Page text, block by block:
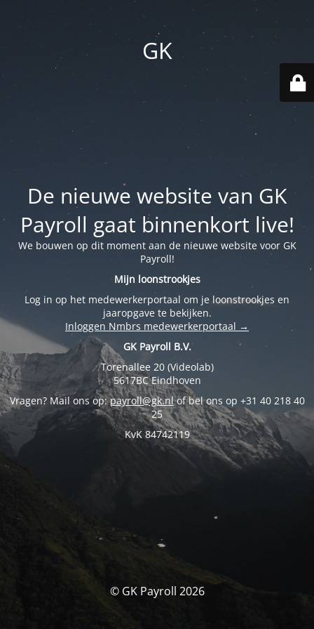
GK
De nieuwe website van GK
Payroll gaat binnenkort live!
We bouwen op dit moment aan de nieuwe website voor GK
Payroll!
Mijn loonstrookjes
Log in op het medewerkerportaal om je loonstrookjes en
jaaropgave te bekijken.
Inloggen Nmbrs medewerkerportaal →
GK Payroll B.V.
Torenallee 20 (Videolab)
5617BC Eindhoven
Vragen? Mail ons op:payroll@gk.nlof bel ons op +31 40 218 40
25
KvK 84742119
© GK Payroll 2026